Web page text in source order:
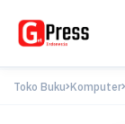
Toko Buku Komputer